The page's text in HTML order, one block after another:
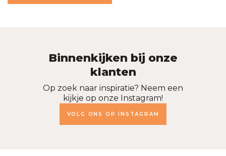
Binnenkijken bij onze
klanten
Op zoek naar inspiratie? Neem een
kijkje op onze Instagram!
VOLG ONS OP INSTAGRAM